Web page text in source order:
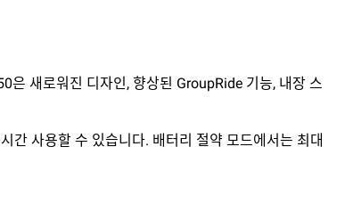
새로워진 디자인, 향상된 GroupRide 기능, 내장 스
간 사용할 수 있습니다. 배터리 절약 모드에서는 최대